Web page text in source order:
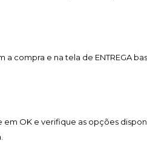
compra e na tela de
OK e verifique as opções